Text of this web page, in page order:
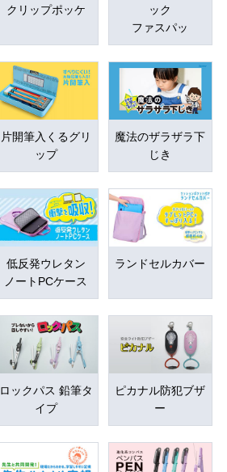
クリップポッケ
ック
ファスパッ
片開筆入くるグリ
ップ
魔法のザラザラ下
じき
低反発ウレタン
ノートPCケース
ランドセルカバー
ロックパス 鉛筆タ
イプ
ピカナル防犯ブザ
ー